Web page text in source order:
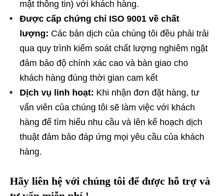
mật thông tin) với khách hàng.
Được cấp chứng chỉ ISO 9001 về chất
lượng: Các bản dịch của chúng tôi đều phải trải
qua quy trình kiểm soát chất lượng nghiêm ngặt
đảm bảo độ chính xác cao và bàn giao cho
khách hàng đúng thời gian cam kết
Dịch vụ linh hoạt: Khi nhận đơn đặt hàng, tư
vấn viên của chúng tôi sẽ làm việc với khách
hàng để tìm hiểu nhu cầu và lên kế hoạch dịch
thuật đảm bảo đáp ứng mọi yêu cầu của khách
hàng.
Hãy liên hệ với chúng tôi để được hỗ trợ và